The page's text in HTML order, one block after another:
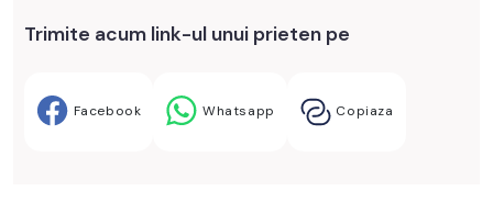
Trimite acum link-ul unui prieten pe
Facebook Whatsapp Copiaza